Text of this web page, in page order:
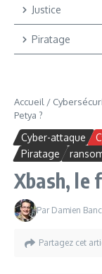
Justice
Piratage
Accueil /
Petya ?
Cyber-attaque
Piratage
Xbash, le
Par Damien
Partagez cet